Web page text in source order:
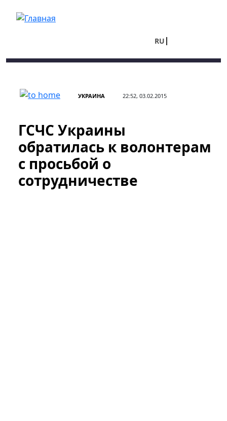
RU
УКРАИНА 22:52, 03.02.2015
ГСЧС Украины
обратилась к волонтерам
с просьбой о
сотрудничестве